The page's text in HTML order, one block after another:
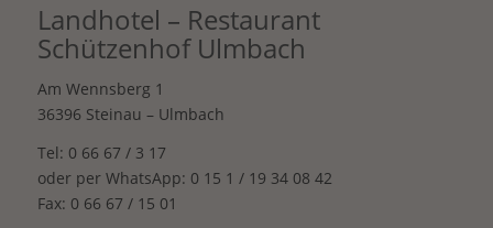
Landhotel – Restaurant
Schützenhof Ulmbach
Am Wennsberg 1
36396 Steinau – Ulmbach
Tel: 0 66 67 / 3 17
oder per WhatsApp: 0 15 1 / 19 34 08 42
Fax: 0 66 67 / 15 01